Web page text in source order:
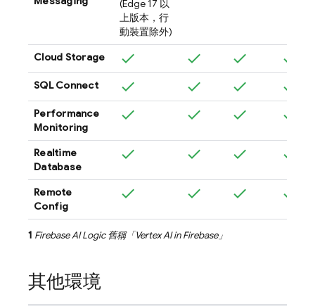
(Edge 17 以
上版本，行
動裝置除外)
Cloud Storage
SQL Connect
Performance
Monitoring
Realtime
Database
Remote
Config
1 Firebase AI Logic舊稱「Vertex AI in Firebase」
其他環境